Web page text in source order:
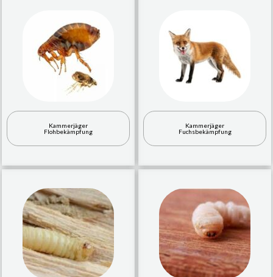
Kammerjäger
Flohbekämpfung
Kammerjäger
Fuchsbekämpfung